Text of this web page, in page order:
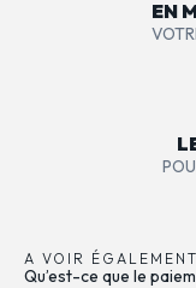
EN
A VOIR ÉGALEMENT
Qu’est-ce que le